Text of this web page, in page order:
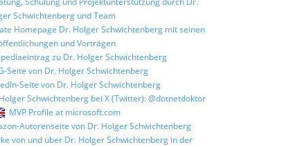
Schwichtenberg und Team
Homepage Dr. Holger Schwichtenberg mit seinen
und Vorträgen
zu Dr. Holger Schwichtenberg
Seite von Dr. Holger Schwichtenberg
Seite von Dr. Holger Schwichtenberg
Schwichtenberg bei X (Twitter): @dotnetdoktor
MVP Profile at microsoft.com
Autorenseite von Dr. Holger Schwichtenberg
von und über Dr. Holger Schwichtenberg in der